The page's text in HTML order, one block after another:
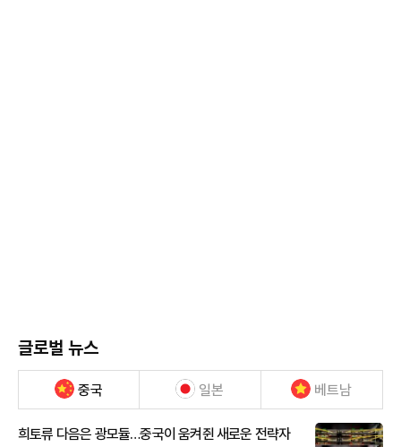
글로벌 뉴스
중국 일본 베트남
희토류 다음은 광모듈…중국이 움켜쥔 새로운 전략자